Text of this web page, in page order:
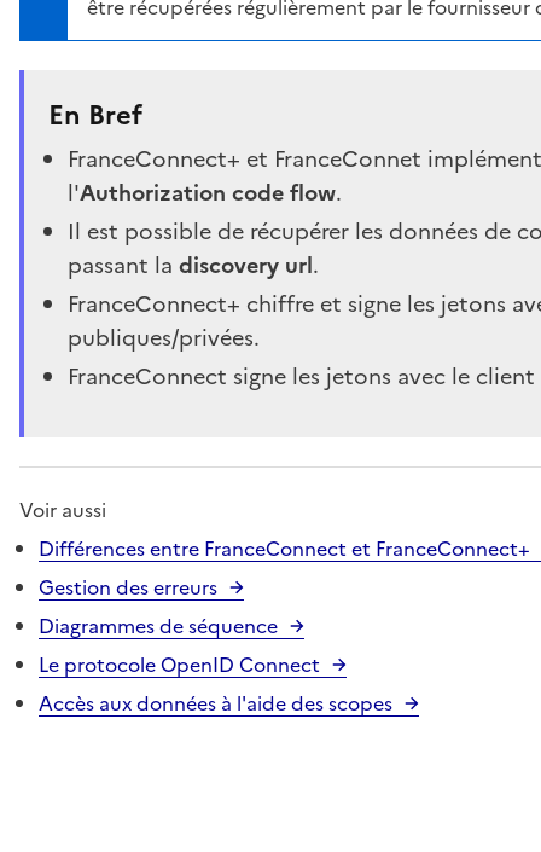
être récupérées régulièrement par le fournisseur
En Bref
FranceConnect+ et FranceConnet
l'Authorization code flow.
Il est possible de récupérer les données de
passant la discovery url.
FranceConnect+ chiffre et signe les jetons
publiques/privées.
FranceConnect signe les jetons avec le
Voir aussi
Différences entre FranceConnect et FranceConnect+
Gestion des erreurs
Diagrammes de séquence
Le protocole OpenID Connect
Accès aux données à l'aide des scopes